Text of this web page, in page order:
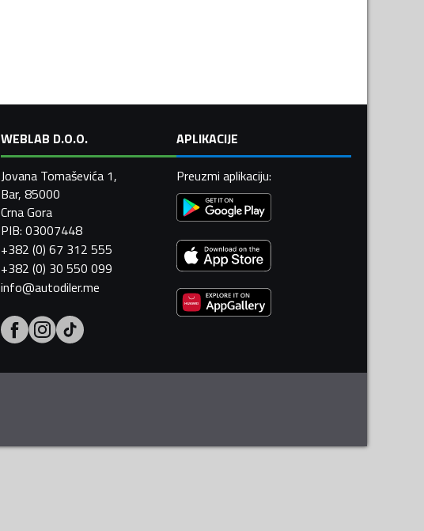
WEBLAB D.O.O.
Jovana Tomaševića 1,
Bar, 85000
Crna Gora
PIB: 03007448
+382 (0) 67 312 555
+382 (0) 30 550 099
info@autodiler.me
APLIKACIJE
Preuzmi aplikaciju: